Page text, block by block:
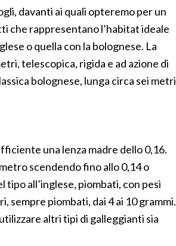
davanti ai quali opteremo per un
che rappresentano l’habitat ideale
o quella con la bolognese. La
telescopica, rigida e ad azione di
bolognese, lunga circa sei metri
una lenza madre dello 0,16.
scendendo fino allo 0,14 o
tipo all’inglese, piombati, con pesi
sempre piombati, dai 4 ai 10 grammi.
altri tipi di galleggianti sia